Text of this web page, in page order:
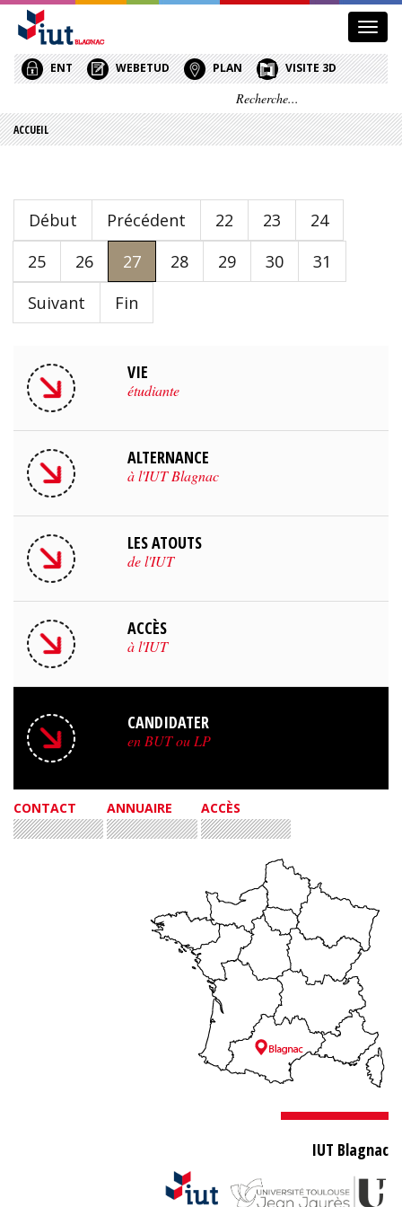
le
menu
ENT WEBETUD PLAN VISITE 3D
ACCUEIL
Début Précédent 22 23
24
25
26 27 28 29 30
31
Suivant
Fin
VIE
étudiante
ALTERNANCE
à l'IUT Blagnac
LES ATOUTS
de l'IUT
ACCÈS
à l'IUT
CANDIDATER
en BUT ou LP
CONTACT ANNUAIRE ACCÈS
IUT Blagnac